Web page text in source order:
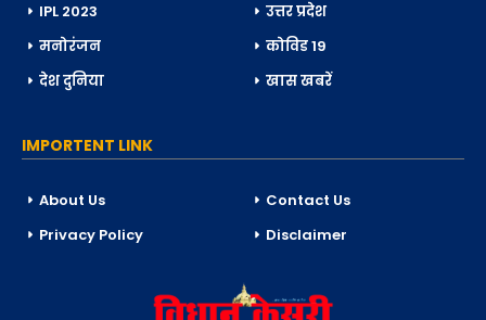
IPL 2023
उत्तर प्रदेश
मनोरंजन
कोविड 19
देश दुनिया
खास खबरें
IMPORTENT LINK
About Us
Contact Us
Privacy Policy
Disclaimer